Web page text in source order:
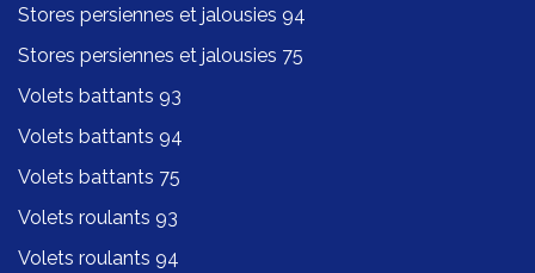
Stores persiennes et jalousies 94
Stores persiennes et jalousies 75
Volets battants 93
Volets battants 94
Volets battants 75
Volets roulants 93
Volets roulants 94